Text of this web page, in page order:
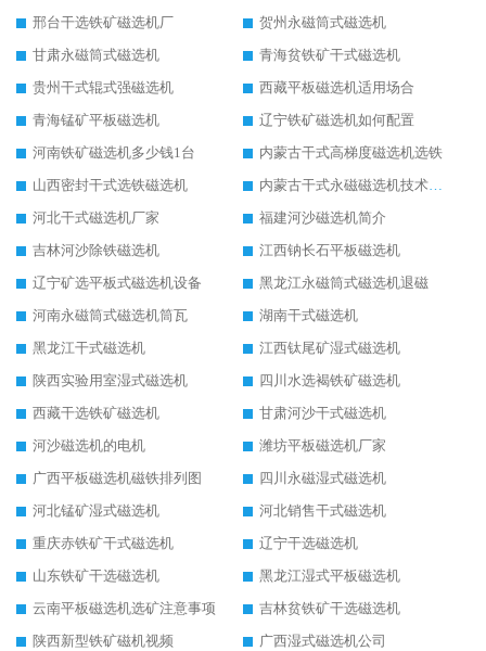
邢台干选铁矿磁选机厂
贺州永磁筒式磁选机
甘肃永磁筒式磁选机
青海贫铁矿干式磁选机
贵州干式辊式强磁选机
西藏平板磁选机适用场合
青海锰矿平板磁选机
辽宁铁矿磁选机如何配置
河南铁矿磁选机多少钱1台
内蒙古干式高梯度磁选机选铁
山西密封干式选铁磁选机
内蒙古干式永磁磁选机技术要求
河北干式磁选机厂家
福建河沙磁选机简介
吉林河沙除铁磁选机
江西钠长石平板磁选机
辽宁矿选平板式磁选机设备
黑龙江永磁筒式磁选机退磁
河南永磁筒式磁选机筒瓦
湖南干式磁选机
黑龙江干式磁选机
江西钛尾矿湿式磁选机
陕西实验用室湿式磁选机
四川水选褐铁矿磁选机
西藏干选铁矿磁选机
甘肃河沙干式磁选机
河沙磁选机的电机
潍坊平板磁选机厂家
广西平板磁选机磁铁排列图
四川永磁湿式磁选机
河北锰矿湿式磁选机
河北销售干式磁选机
重庆赤铁矿干式磁选机
辽宁干选磁选机
山东铁矿干选磁选机
黑龙江湿式平板磁选机
云南平板磁选机选矿注意事项
吉林贫铁矿干选磁选机
陕西新型铁矿磁机视频
广西湿式磁选机公司